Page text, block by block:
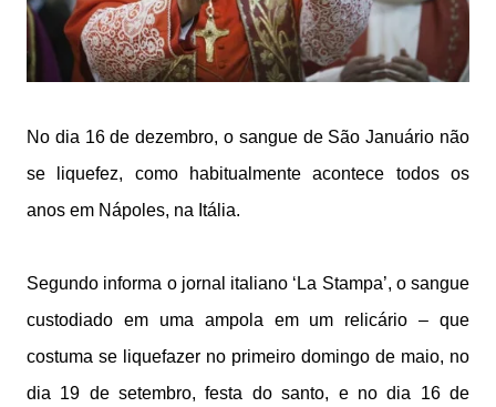
No dia 16 de dezembro, o sangue de São Januário não
se liquefez, como habitualmente acontece todos os
anos em Nápoles, na Itália.
Segundo informa o jornal italiano ‘La Stampa’, o sangue
custodiado em uma ampola em um relicário – que
costuma se liquefazer no primeiro domingo de maio, no
dia 19 de setembro, festa do santo, e no dia 16 de